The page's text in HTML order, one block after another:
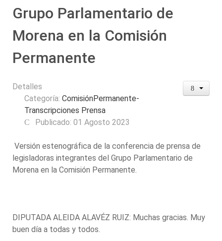
Grupo Parlamentario de
Morena en la Comisión
Permanente
Detalles
Categoría: ComisiónPermanente-
Transcripciones Prensa
Publicado: 01 Agosto 2023
Versión estenográfica de la conferencia de prensa de
legisladoras integrantes del Grupo Parlamentario de
Morena en la Comisión Permanente.
DIPUTADA ALEIDA ALAVÉZ RUIZ: Muchas gracias. Muy
buen día a todas y todos.